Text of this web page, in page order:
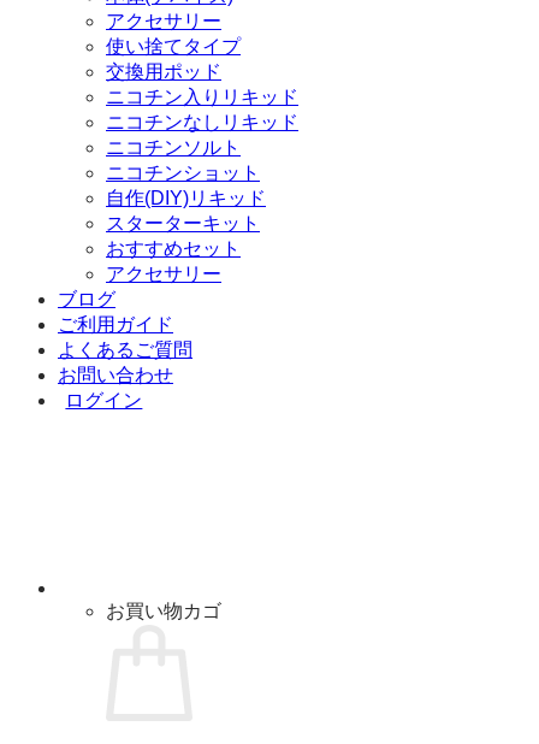
アクセサリー
使い捨てタイプ
交換用ポッド
ニコチン入りリキッド
ニコチンなしリキッド
ニコチンソルト
ニコチンショット
自作(DIY)リキッド
スターターキット
おすすめセット
アクセサリー
ブログ
ご利用ガイド
よくあるご質問
お問い合わせ
ログイン
お買い物カゴ